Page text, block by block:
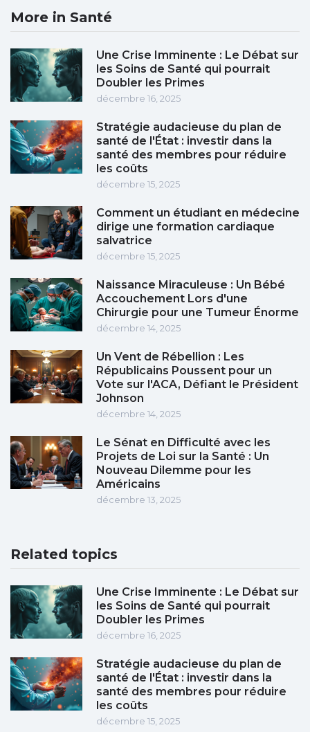
More in Santé
Une Crise Imminente : Le Débat sur
les Soins de Santé qui pourrait
Doubler les Primes
décembre 16, 2025
Stratégie audacieuse du plan de
santé de l'État : investir dans la
santé des membres pour réduire
les coûts
décembre 15, 2025
Comment un étudiant en médecine
dirige une formation cardiaque
salvatrice
décembre 15, 2025
Naissance Miraculeuse : Un Bébé
Accouchement Lors d'une
Chirurgie pour une Tumeur Énorme
décembre 14, 2025
Un Vent de Rébellion : Les
Républicains Poussent pour un
Vote sur l'ACA, Défiant le Président
Johnson
décembre 14, 2025
Le Sénat en Difficulté avec les
Projets de Loi sur la Santé : Un
Nouveau Dilemme pour les
Américains
décembre 13, 2025
Related topics
Une Crise Imminente : Le Débat sur
les Soins de Santé qui pourrait
Doubler les Primes
décembre 16, 2025
Stratégie audacieuse du plan de
santé de l'État : investir dans la
santé des membres pour réduire
les coûts
décembre 15, 2025